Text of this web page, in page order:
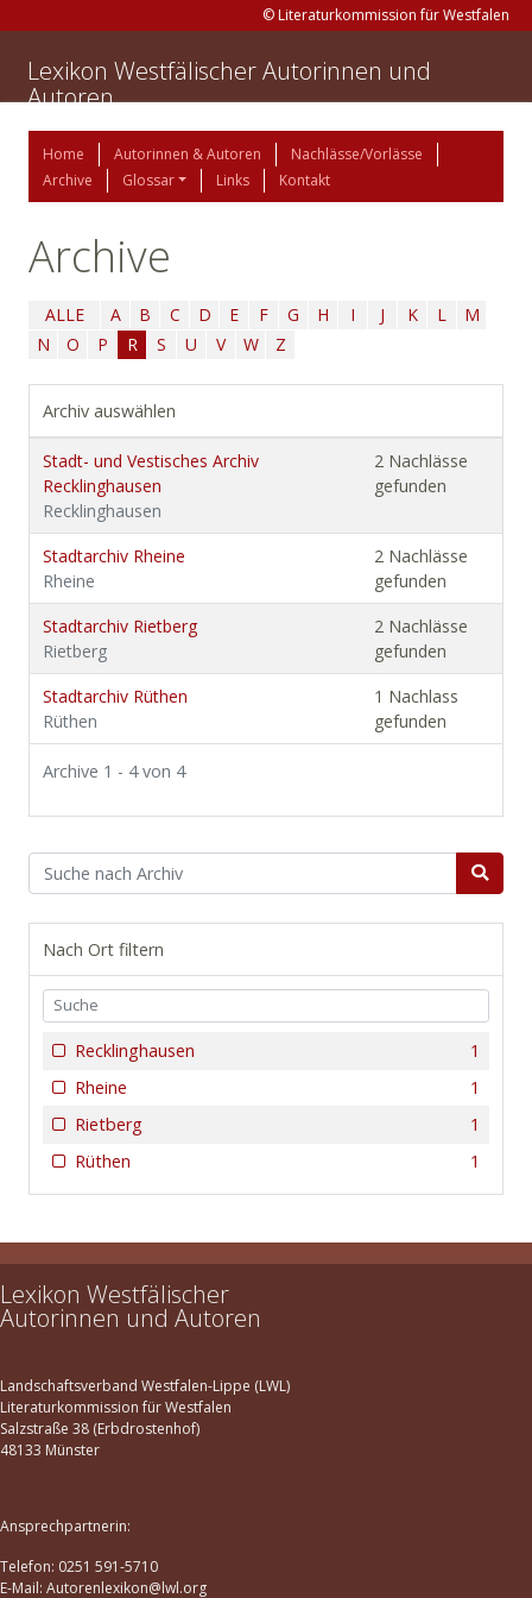
© Literaturkommission für Westfalen
Lexikon Westfälischer Autorinnen und
Autoren
Home Autorinnen & Autoren
Nachlässe/Vorlässe
Archive
Glossar Links Kontakt
Archive
ALLE A B C D E F G H I J K L
M
N
O P R S U V W Z
Archiv auswählen
Stadt- und Vestisches Archiv
Recklinghausen
Recklinghausen
2 Nachlässe
gefunden
Stadtarchiv Rheine
Rheine
2 Nachlässe
gefunden
Stadtarchiv Rietberg
Rietberg
2 Nachlässe
gefunden
Stadtarchiv Rüthen
Rüthen
1 Nachlass
gefunden
Archive 1 - 4 von 4
Nach Ort filtern
1
Recklinghausen
1
Rheine
1
Rietberg
1
Rüthen
Lexikon Westfälischer
Autorinnen und Autoren
Landschaftsverband Westfalen-Lippe (LWL)
Literaturkommission für Westfalen
Salzstraße 38 (Erbdrostenhof)
48133 Münster
Ansprechpartnerin:
Telefon: 0251 591-5710
E-Mail: Autorenlexikon@lwl.org